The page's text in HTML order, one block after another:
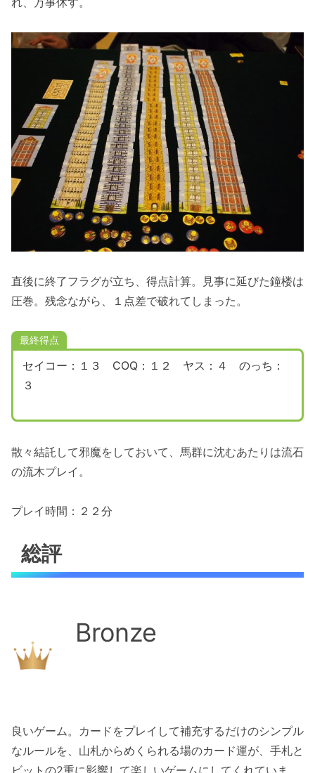
直後に終了フラグが立ち、得点計算。見事に延びた鐘楼は
圧巻。残念ながら、１点差で破れてしまった。
最終得点
セイコー：１３ COQ：１２ ヤス：４ のっち：
３
散々結託して邪魔をしておいて、馬群に沈むあたりは流石
の流木プレイ。
プレイ時間：２２分
総評
Bronze
良いゲーム。カードをプレイして補充するだけのシンプル
なルールを、山札からめくられる場のカード運が、手札と